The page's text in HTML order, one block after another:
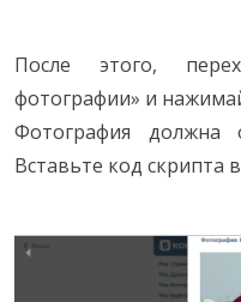
После этого,
фотографии» и
Фотография должна
Вставьте код скрипта